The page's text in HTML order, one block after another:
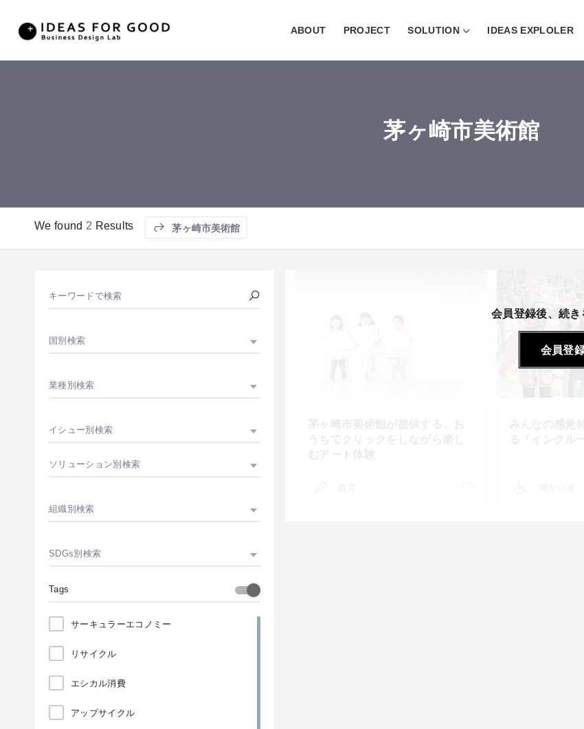
ABOUT PROJECT SOLUTION IDEAS EXPLOLER
茅ヶ崎市美術館
We found 2 Results 茅ヶ崎市美術館
キーワードで検索
国別検索
業種別検索
イシュー別検索
ソリューション別検索
組織別検索
SDGs別検索
Tags
サーキュラーエコノミー
リサイクル
エシカル消費
アップサイクル
会員登録後、続き
会員登